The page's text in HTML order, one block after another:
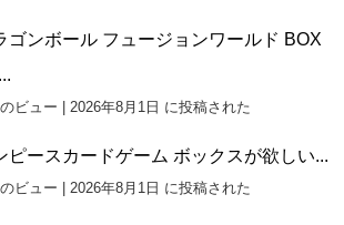
ゴンボール フュージョンワールド BOX
ビュー 2026年8月1日 に投稿された
ピースカードゲーム ボックスが欲しい...
ビュー 2026年8月1日 に投稿された